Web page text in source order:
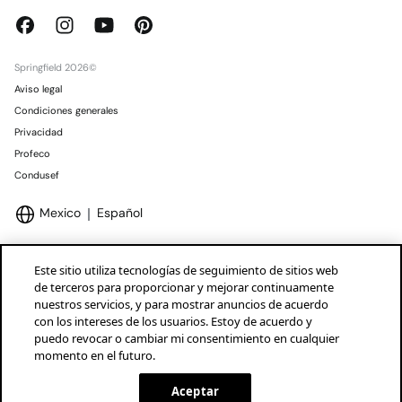
Springfield 2026©
Aviso legal
Condiciones generales
Privacidad
Profeco
Condusef
Mexico Español
Marcas Tendam
Este sitio utiliza tecnologías de seguimiento de sitios web
de terceros para proporcionar y mejorar continuamente
nuestros servicios, y para mostrar anuncios de acuerdo
con los intereses de los usuarios. Estoy de acuerdo y
puedo revocar o cambiar mi consentimiento en cualquier
momento en el futuro.
Aceptar